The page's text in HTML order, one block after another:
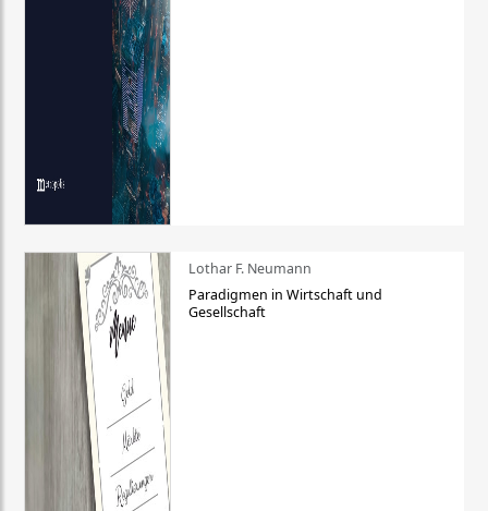
Lothar F. Neumann
Paradigmen in Wirtschaft und
Gesellschaft